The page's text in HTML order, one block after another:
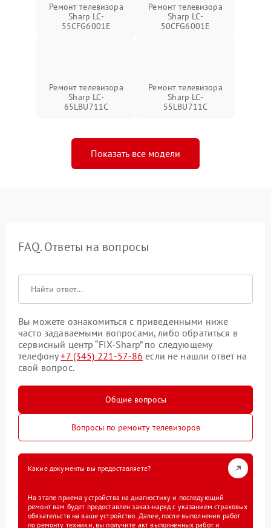
Ремонт телевизора
Sharp LC-
55CFG6001E
Ремонт телевизора
Sharp LC-
50CFG6001E
Ремонт телевизора
Sharp LC-
65LBU711C
Ремонт телевизора
Sharp LC-
55LBU711C
Показать все модели
FAQ. Ответы на вопросы
Вы можете ознакомиться с приведенными ниже
часто задаваемыми вопросами, либо обратиться в
сервисный центр “FIX-Sharp” по следующему
телефону+7 (345) 221-57-86 если не нашли ответ на
свой вопрос.
Общие вопросы
Вопросы по ремонту телевизоров
Какие документы вы предоставляете?
На этапе приема устройства на диагностику и последующий
ремонт вам будет предоставлен заказ-наряд с указанием страховых
обязательств на ваше устройство. Далее, после выполнения работ
по ремонту техники, вы получите акт выполненных работ и